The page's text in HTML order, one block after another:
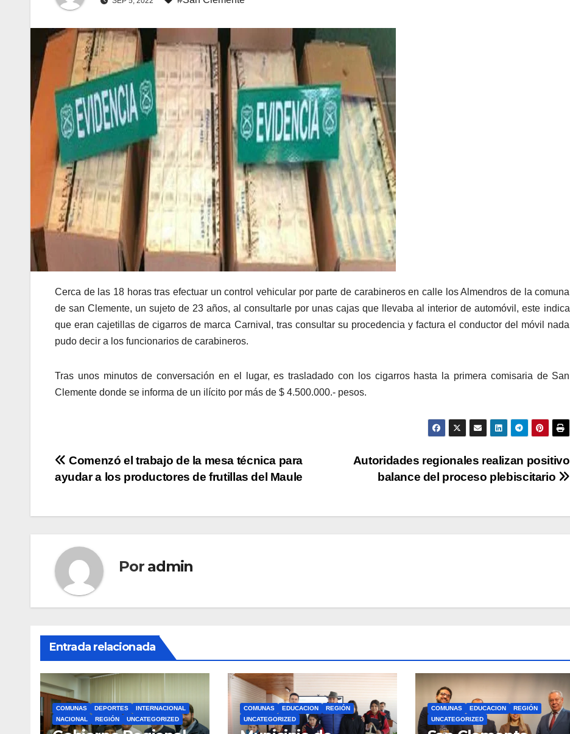
Cerca de las 18 horas tras efectuar un control vehicular por parte de carabineros en calle los Almendros de la comuna
de san Clemente, un sujeto de 23 años, al consultarle por unas cajas que llevaba al interior de automóvil, este indica
que eran cajetillas de cigarros de marca Carnival, tras consultar su procedencia y factura el conductor del móvil nada
pudo decir a los funcionarios de carabineros.
Tras unos minutos de conversación en el lugar, es trasladado con los cigarros hasta la primera comisaria de San
Clemente donde se informa de un ilícito por más de $ 4.500.000.- pesos.
Navegación
de
entradas
Autoridades regionales realizan positivo
balance del proceso plebiscitario
Comenzó el trabajo de la mesa técnica para
ayudar a los productores de frutillas del Maule
Por admin
Entrada relacionada
COMUNAS DEPORTES
INTERNACIONAL
NACIONAL
REGIÓN UNCATEGORIZED
COMUNAS EDUCACION
REGIÓN
UNCATEGORIZED
COMUNAS EDUCACION
REGIÓN
UNCATEGORIZED